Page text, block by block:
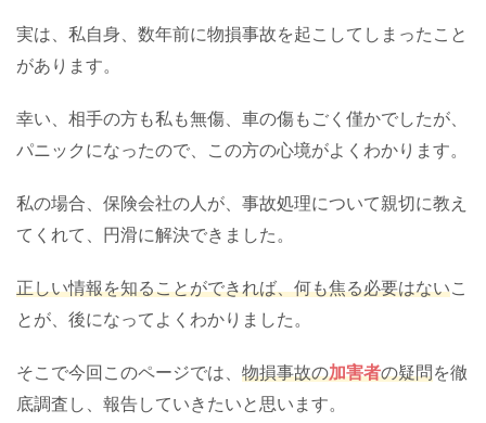
実は、私自身、数年前に物損事故を起こしてしまったこと
があります。
幸い、相手の方も私も無傷、車の傷もごく僅かでしたが、
パニックになったので、この方の心境がよくわかります。
私の場合、保険会社の人が、事故処理について親切に教え
てくれて、円滑に解決できました。
正しい情報を知ることができれば、何も焦る必要はないこ
とが、後になってよくわかりました。
そこで今回このページでは、 物損事故の加害者の疑問を徹
底調査し、報告していきたいと思います。